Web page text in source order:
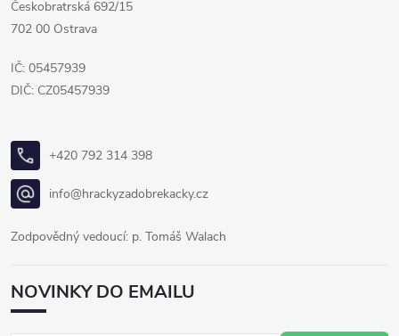
Českobratrská 692/15
702 00 Ostrava
IČ: 05457939
DIČ: CZ05457939
+420 792 314 398
info@hrackyzadobrekacky.cz
Zodpovědný vedoucí: p. Tomáš Walach
NOVINKY DO EMAILU